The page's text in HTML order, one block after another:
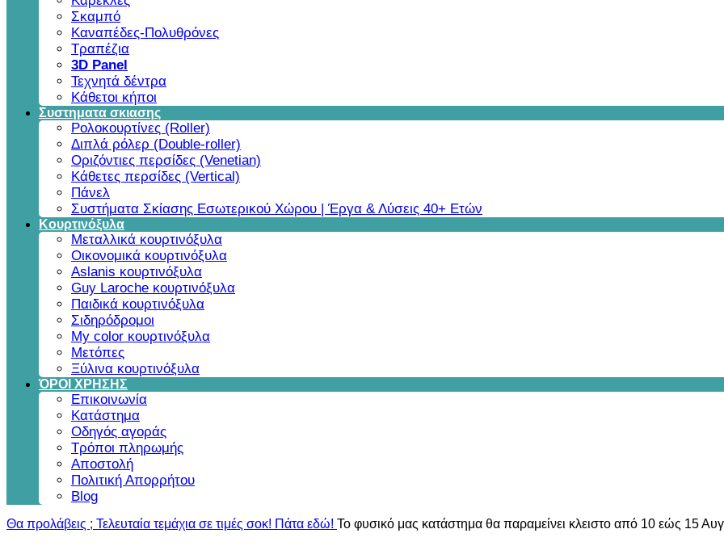
Σκαμπό
Καναπέδες-Πολυθρόνες
Τραπέζια
3D Panel
Τεχνητά δέντρα
Κάθετοι κήποι
Συστηματα σκιασης
Ρολοκουρτίνες (Roller)
Διπλά ρόλερ (Double-roller)
Οριζόντιες περσίδες (Venetian)
Κάθετες περσίδες (Vertical)
Πάνελ
Συστήματα Σκίασης Εσωτερικού Χώρου | Έργα & Λύσεις 40+ Ετών
Κουρτινόξυλα
Μεταλλικά κουρτινόξυλα
Οικονομικά κουρτινόξυλα
Aslanis κουρτινόξυλα
Guy Laroche κουρτινόξυλα
Παιδικά κουρτινόξυλα
Σιδηρόδρομοι
My color κουρτινόξυλα
Μετόπες
Ξύλινα κουρτινόξυλα
ΌΡΟΙ ΧΡΗΣΗΣ
Επικοινωνία
Κατάστημα
Οδηγός αγοράς
Τρόποι πληρωμής
Αποστολή
Πολιτική Απορρήτου
Blog
Θα προλάβεις ; Τελευταία τεμάχια σε τιμές σοκ! Πάτα εδώ! Το φυσικό μας κατάστημα θα παραμείνει κλειστο από 10 εώς 15